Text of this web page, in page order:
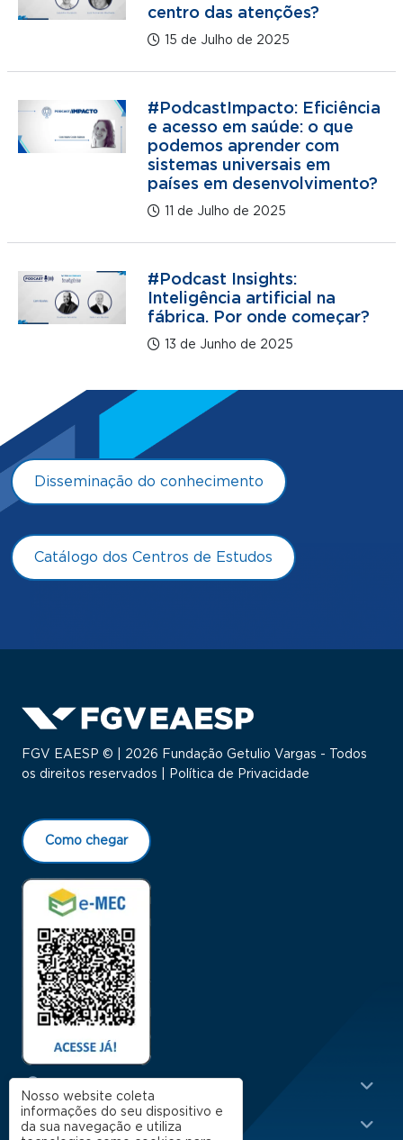
centro das atenções?
15 de Julho de 2025
#PodcastImpacto: Eficiência
e acesso em saúde: o que
podemos aprender com
sistemas universais em
países em desenvolvimento?
11 de Julho de 2025
#Podcast Insights:
Inteligência artificial na
fábrica. Por onde começar?
13 de Junho de 2025
Disseminação do conhecimento
Catálogo dos Centros de Estudos
FGV EAESP © | 2026 Fundação Getulio Vargas - Todos
os direitos reservados |
Política de Privacidade
Como chegar
Menu Rodapé 1
Cursos
Escola
Nosso website coleta
informações do seu dispositivo e
da sua navegação e utiliza